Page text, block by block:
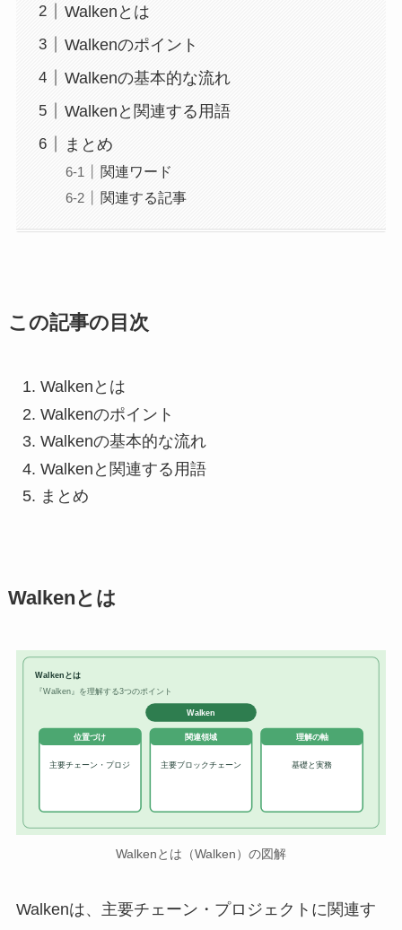
Walkenとは
Walkenのポイント
Walkenの基本的な流れ
Walkenと関連する用語
まとめ
関連ワード
関連する記事
この記事の目次
Walkenとは
Walkenのポイント
Walkenの基本的な流れ
Walkenと関連する用語
まとめ
Walkenとは
Walkenとは
『Walken』を理解する3つのポイント
Walken
位置づけ
主要チェーン・プロジ
関連領域
主要ブロックチェーン
理解の軸
基礎と実務
Walkenとは（Walken）の図解
Walkenは、主要チェーン・プロジェクトに関連す